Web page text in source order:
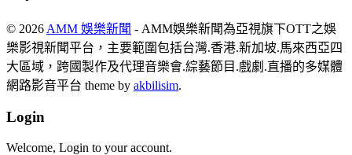
© 2026 AMM 娛樂新聞 - AMM娛樂新聞為亞視旗下OTT之娛
樂影視新聞平台，主要範圍包括台灣.香港.新加坡.馬來西亞四
大區域，跨國製作及代理音樂會.綜藝節目.戲劇.直播的多媒體
網路影音平台 theme by akbilisim.
Login
Welcome, Login to your account.